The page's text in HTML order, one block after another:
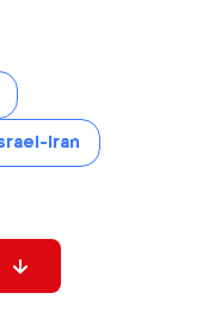
Iran